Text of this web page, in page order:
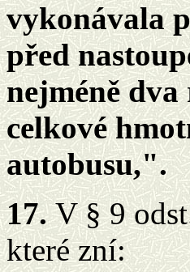
vykonávala
před
nejméně
celkové
autobusu,".
17.V § 9
které zní: